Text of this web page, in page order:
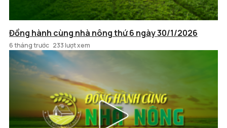
Đồng hành cùng nhà nông thứ 6 ngày 30/1/2026
6 tháng trước 233 lượt xem